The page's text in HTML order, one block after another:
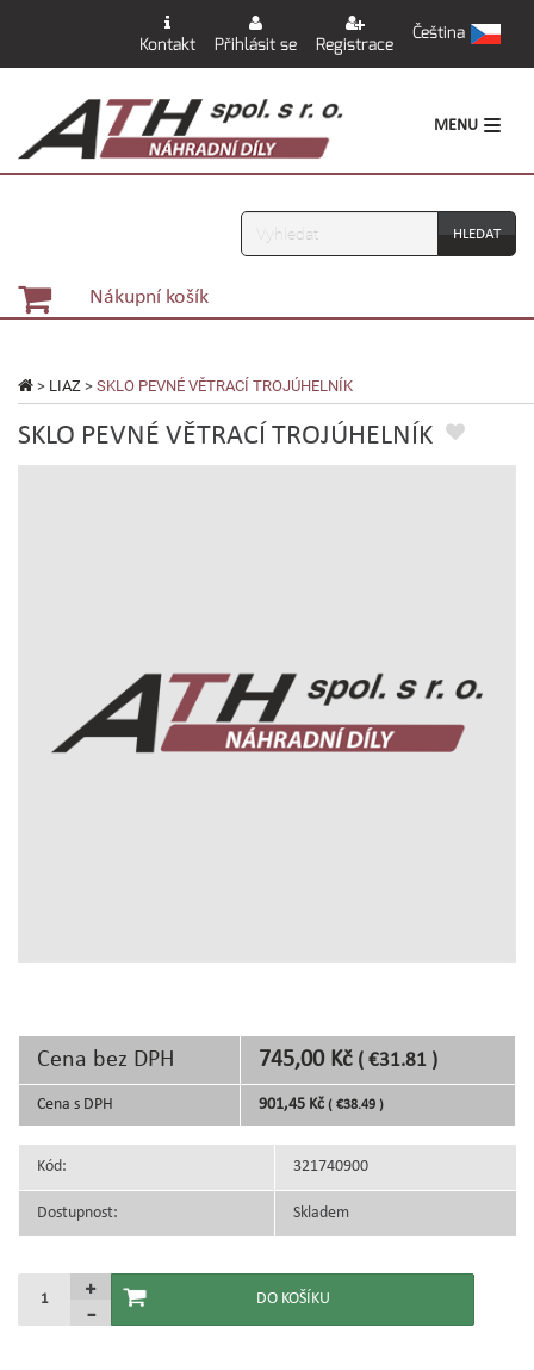
Kontakt Přihlásit se Registrace
Čeština
MENU
Vyhledávání
Nákupní košík
> LIAZ > SKLO PEVNÉ VĚTRACÍ TROJÚHELNÍK
SKLO PEVNÉ VĚTRACÍ TROJÚHELNÍK
Cena bez DPH 745,00 Kč ( €31.81 )
Cena s DPH 901,45 Kč ( €38.49 )
Kód: 321740900
Dostupnost: Skladem